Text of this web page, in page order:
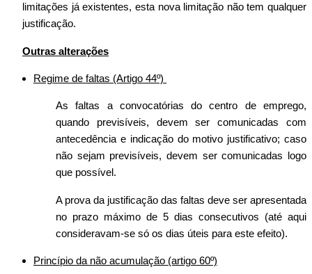
limitações já existentes, esta nova limitação não tem qualquer
justificação.
Outras alterações
Regime de faltas (Artigo 44º)
As faltas a convocatórias do centro de emprego,
quando previsíveis, devem ser comunicadas com
antecedência e indicação do motivo justificativo; caso
não sejam previsíveis, devem ser comunicadas logo
que possível.
A prova da justificação das faltas deve ser apresentada
no prazo máximo de 5 dias consecutivos (até aqui
consideravam-se só os dias úteis para este efeito).
Princípio da não acumulação (artigo 60º)